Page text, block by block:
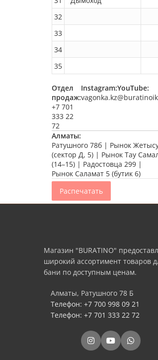
Отдел
продаж:
+7 701
333 22
72
Instagram:
vagonka.kz
YouTube:
Алматы:
Ратушного 78б | Рынок
(сектор Д, 5) | Рынок Тау
(14–15) | Радостовца 299 |
Рынок Саламат 5 (бутик 6)
Распечатать
Магазин "BURATINO"
широкий ассортимент товаров
бани по доступным ценам.
Алматы, Ратушного 78 Б
Телефон: +7 700 998 09 21
Телефон: +7 701 333 22 72